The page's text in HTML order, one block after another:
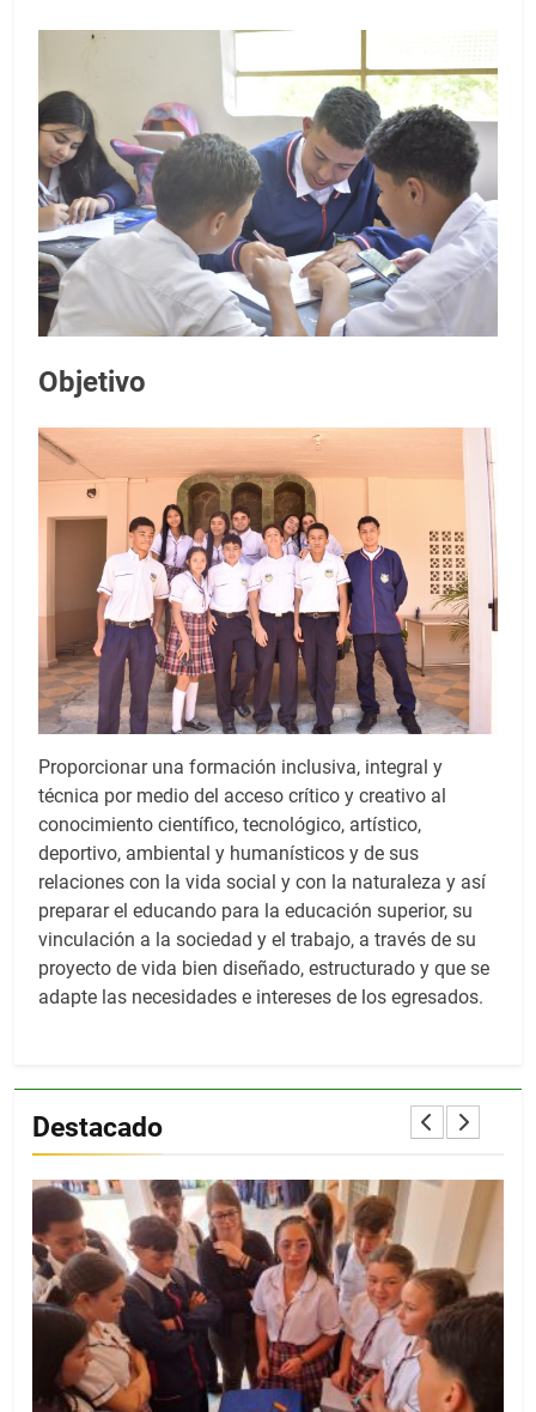
Objetivo
Proporcionar una formación inclusiva, integral y
técnica por medio del acceso crítico y creativo al
conocimiento científico, tecnológico, artístico,
deportivo, ambiental y humanísticos y de sus
relaciones con la vida social y con la naturaleza y así
preparar el educando para la educación superior, su
vinculación a la sociedad y el trabajo, a través de su
proyecto de vida bien diseñado, estructurado y que se
adapte las necesidades e intereses de los egresados.
Destacado